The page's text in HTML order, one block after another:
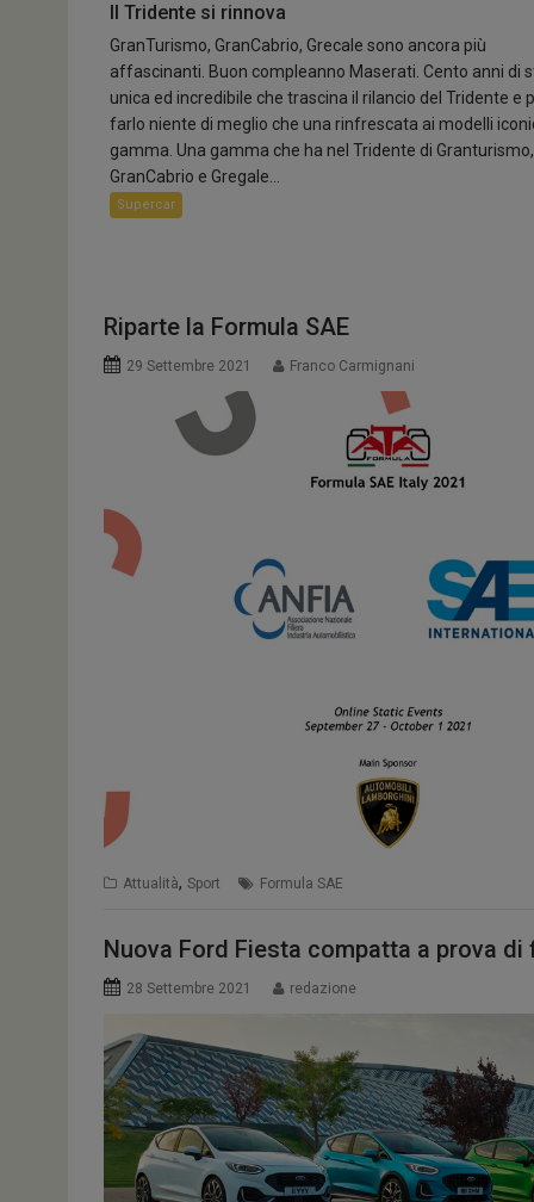
Il Tridente si rinnova
GranTurismo, GranCabrio, Grecale sono ancora più
affascinanti. Buon compleanno Maserati. Cento anni di
unica ed incredibile che trascina il rilancio del Tridente e
farlo niente di meglio che una rinfrescata ai modelli
gamma. Una gamma che ha nel Tridente di Granturismo,
GranCabrio e Gregale...
Supercar
Riparte la Formula SAE
29 Settembre 2021 Franco Carmignani
Attualità, Sport Formula SAE
Nuova Ford Fiesta compatta a prova di
28 Settembre 2021 redazione